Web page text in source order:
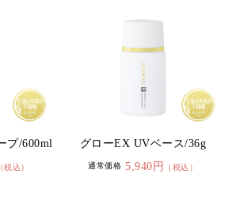
プ/600ml
（税込）
グローEX UVベース/36g
通常価格 5,940円 （税込）